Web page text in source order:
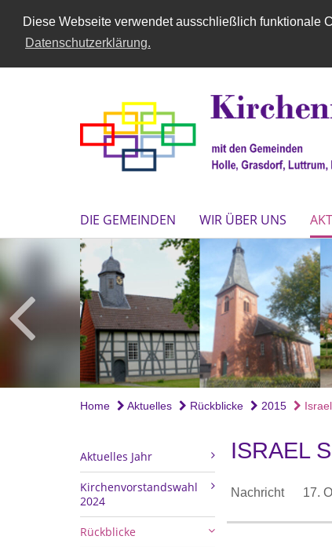
Diese Webseite verwendet ausschließlich funktionale
Datenschutzerklärung.
DIE GEMEINDEN WIR ÜBER UNS
Home Aktuelles Rückblicke 2015
Aktuelles Jahr
Kirchenvorstandswahl
2024
Rückblicke
ISRAEL
Nachricht 17.